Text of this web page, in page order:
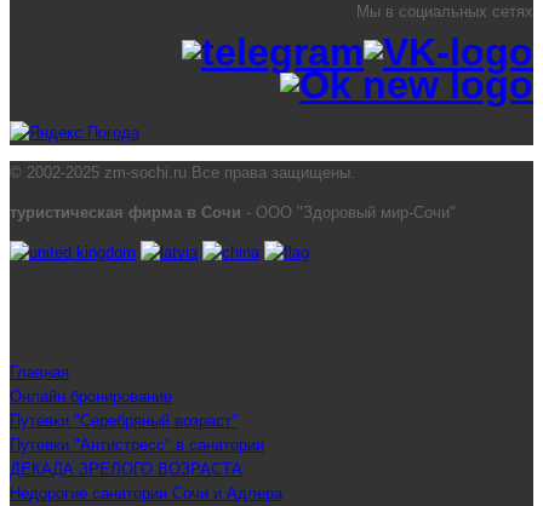
Мы в социальных сетях
© 2002-2025 zm-sochi.ru Все права защищены.
туристическая фирма в Сочи - ООО "Здоровый мир-Сочи"
Главная
Онлайн бронирование
Путевки "Серебряный возраст"
Путевки "Антистресс" в санатории
ДЕКАДА ЗРЕЛОГО ВОЗРАСТА
Недорогие санатории Сочи и Адлера